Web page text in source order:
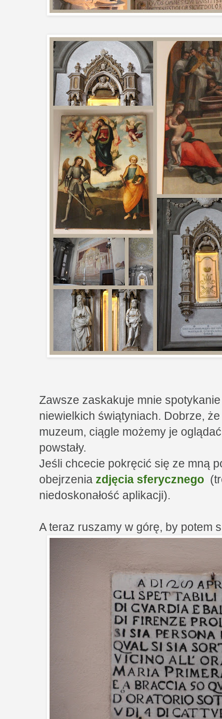
Zawsze zaskakuje mnie
niewielkich świątyniach. Dobrze,
muzeum, ciągle możemy je
powstały.
Jeśli chcecie pokręcić się ze mną
obejrzenia zdjęcia sferycznego
niedoskonałość aplikacji).
A teraz ruszamy w górę, by potem